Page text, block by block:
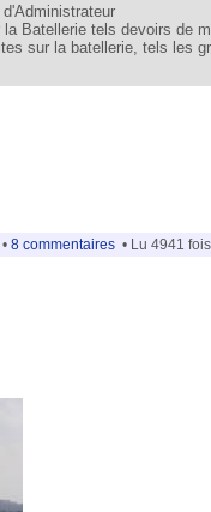
Batellerie tels devoirs de
sur la batellerie, tels les
8 commentaires • Lu 4941 fois